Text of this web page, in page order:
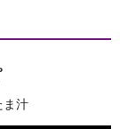
ま汁